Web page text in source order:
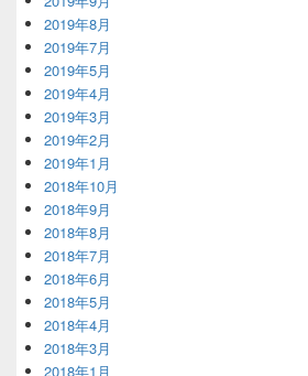
2019年8月
2019年7月
2019年5月
2019年4月
2019年3月
2019年2月
2019年1月
2018年10月
2018年9月
2018年8月
2018年7月
2018年6月
2018年5月
2018年4月
2018年3月
2018年1月